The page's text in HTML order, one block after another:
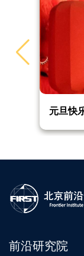
前沿研究院